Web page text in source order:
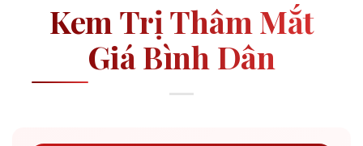
Kem Trị Thâm Mắt
Giá Bình Dân